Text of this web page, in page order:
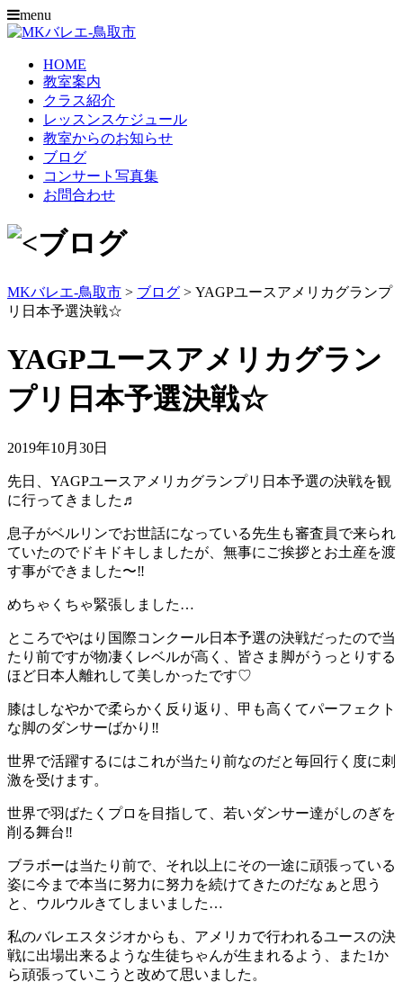
menu
HOME
教室案内
クラス紹介
レッスンスケジュール
教室からのお知らせ
ブログ
コンサート写真集
お問合わせ
MKバレエ-鳥取市 > ブログ > YAGPユースアメリカグランプ
リ日本予選決戦☆
YAGPユースアメリカグラン
プリ日本予選決戦☆
2019年10月30日
先日、YAGPユースアメリカグランプリ日本予選の決戦を観
に行ってきました♬
息子がベルリンでお世話になっている先生も審査員で来られ
ていたのでドキドキしましたが、無事にご挨拶とお土産を渡
す事ができました〜‼︎
めちゃくちゃ緊張しました…
ところでやはり国際コンクール日本予選の決戦だったので当
たり前ですが物凄くレベルが高く、皆さま脚がうっとりする
ほど日本人離れして美しかったです♡
膝はしなやかで柔らかく反り返り、甲も高くてパーフェクト
な脚のダンサーばかり‼︎
世界で活躍するにはこれが当たり前なのだと毎回行く度に刺
激を受けます。
世界で羽ばたくプロを目指して、若いダンサー達がしのぎを
削る舞台‼︎
ブラボーは当たり前で、それ以上にその一途に頑張っている
姿に今まで本当に努力に努力を続けてきたのだなぁと思う
と、ウルウルきてしまいました…
私のバレエスタジオからも、アメリカで行われるユースの決
戦に出場出来るような生徒ちゃんが生まれるよう、また1か
ら頑張っていこうと改めて思いました。